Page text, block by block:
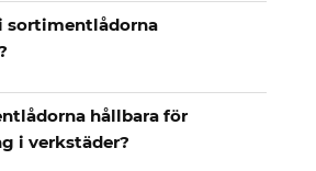
sortimentlådorna
hållbara för
i verkstäder?